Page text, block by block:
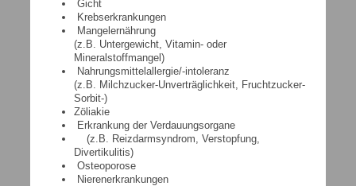
Gicht
Krebserkrankungen
Mangelernährung
(z.B. Untergewicht, Vitamin- oder
Mineralstoffmangel)
Nahrungsmittelallergie/-intoleranz
(z.B. Milchzucker-Unverträglichkeit, Fruchtzucker-
Sorbit-)
Zöliakie
Erkrankung der Verdauungsorgane
(z.B. Reizdarmsyndrom, Verstopfung,
Divertikulitis)
Osteoporose
Nierenerkrankungen